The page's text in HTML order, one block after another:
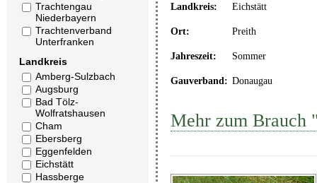
Trachtengau
Niederbayern
Trachtenverband
Unterfranken
Landkreis
Amberg-Sulzbach
Augsburg
Bad Tölz-
Wolfratshausen
Cham
Ebersberg
Eggenfelden
Eichstätt
Hassberge
Landkreis: Eichstätt
Ort: Preith
Jahreszeit: Sommer
Gauverband: Donaugau
Mehr zum Brauch